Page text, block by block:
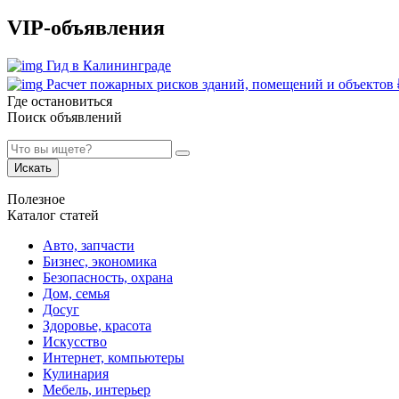
VIP-объявления
Гид в Калининграде
Расчет пожарных рисков зданий, помещений и объектов
Где остановиться
Поиск объявлений
Искать
Полезное
Каталог статей
Авто, запчасти
Бизнес, экономика
Безопасность, охрана
Дом, семья
Досуг
Здоровье, красота
Искусство
Интернет, компьютеры
Кулинария
Мебель, интерьер